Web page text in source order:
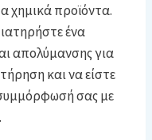
χημικά προϊόντα.
ένα
απολύμανσης για
και να είστε
σας με